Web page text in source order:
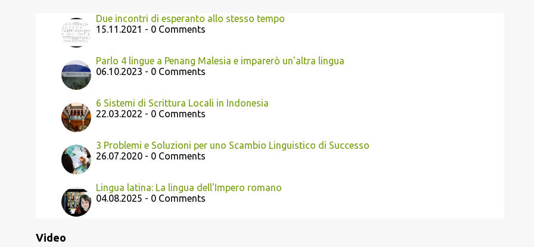
Due incontri di esperanto allo stesso tempo
15.11.2021 - 0 Comments
Parlo 4 lingue a Penang Malesia e imparerò un'altra lingua
06.10.2023 - 0 Comments
6 Sistemi di Scrittura Locali in Indonesia
22.03.2022 - 0 Comments
3 Problemi e Soluzioni per uno Scambio Linguistico di Successo
26.07.2020 - 0 Comments
Lingua latina: La lingua dell'Impero romano
04.08.2025 - 0 Comments
Video